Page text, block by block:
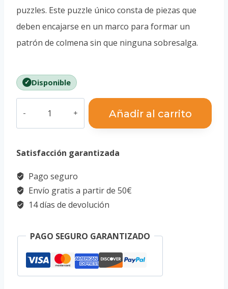
puzzles. Este puzzle único consta de piezas que
deben encajarse en un marco para formar un
patrón de colmena sin que ninguna sobresalga.
Disponible
Colmena
cantidad
Añadir al carrito
Satisfacción garantizada
Pago seguro
Envío gratis a partir de 50€
14 días de devolución
PAGO SEGURO GARANTIZADO